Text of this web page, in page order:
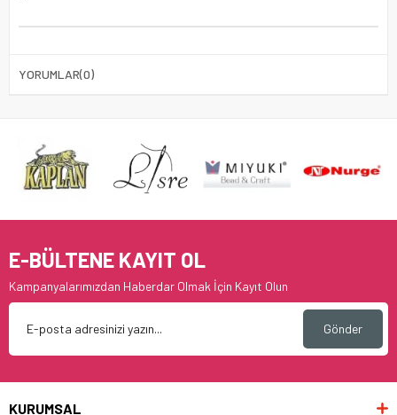
YORUMLAR(0)
E-BÜLTENE KAYIT OL
Kampanyalarımızdan Haberdar Olmak İçin Kayıt Olun
Gönder
KURUMSAL